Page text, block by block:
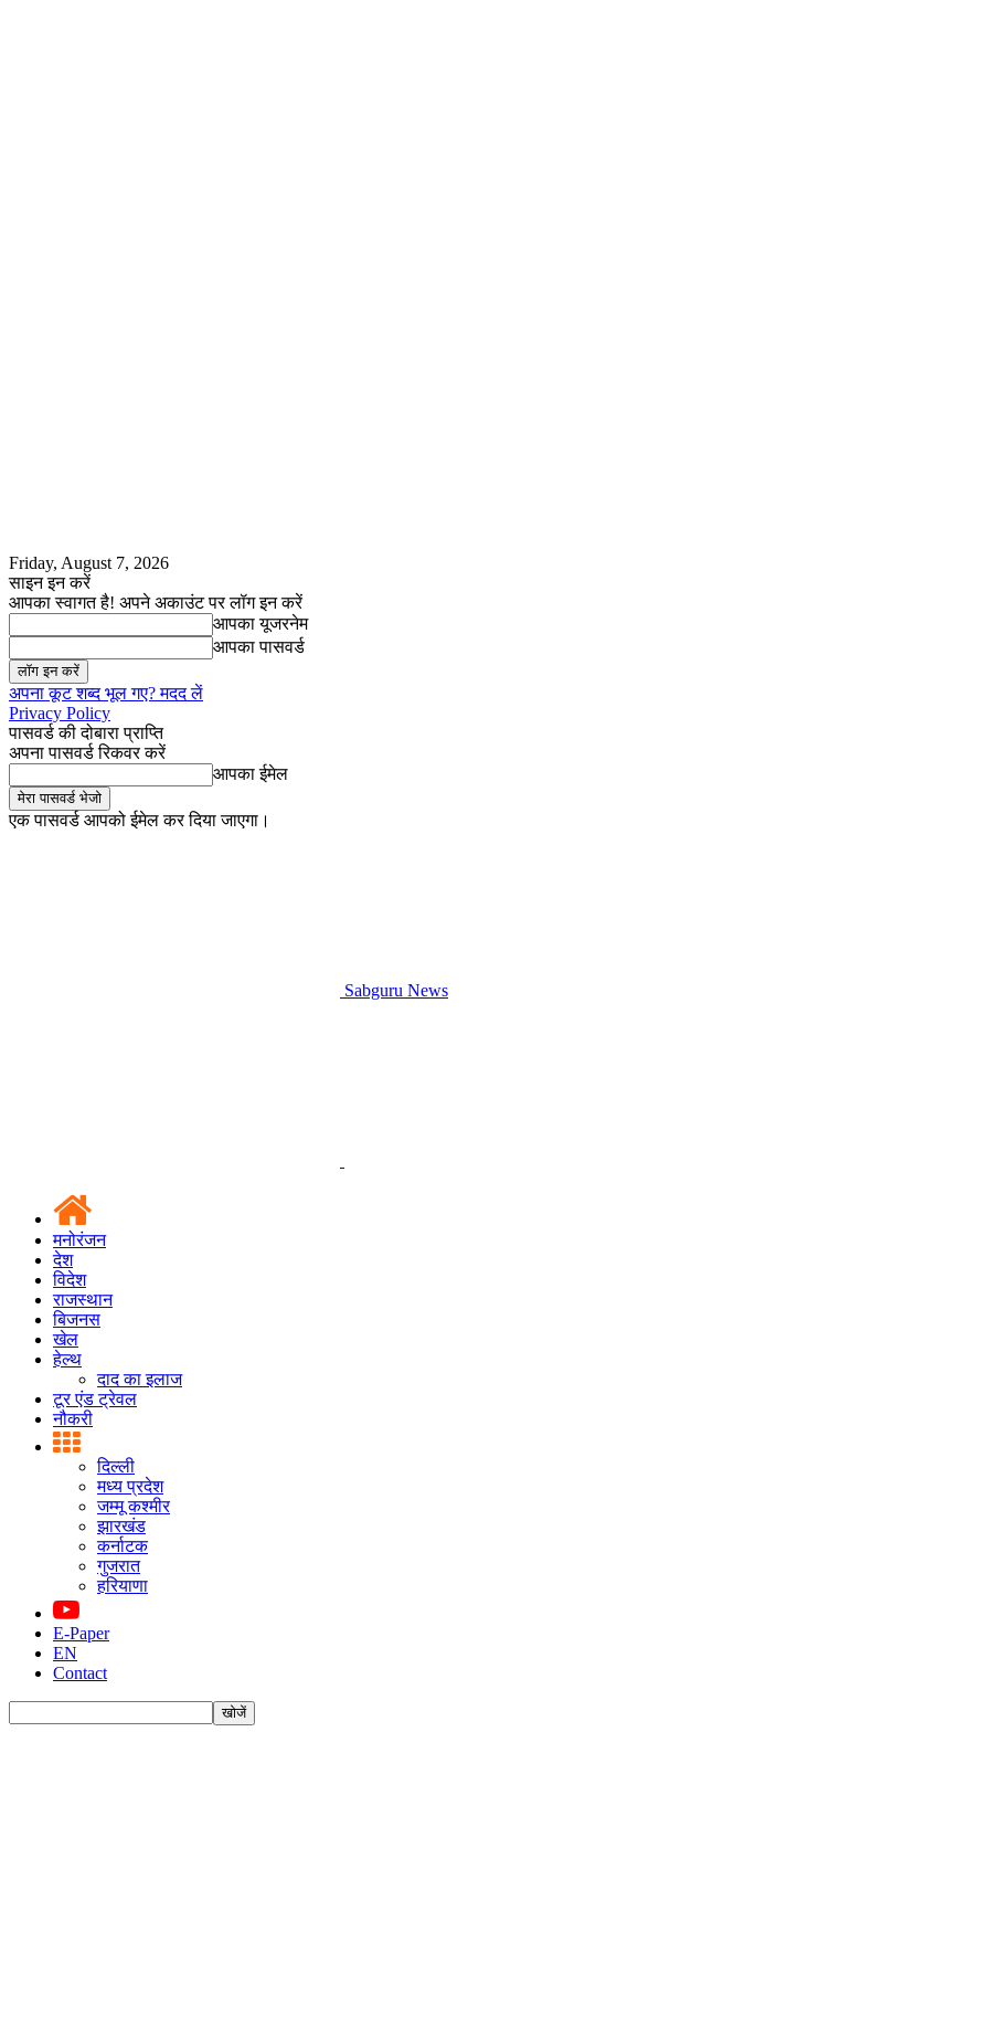
Friday, August 7, 2026
साइन इन करें
आपका स्वागत है! अपने अकाउंट पर लॉग इन करें
आपका यूजरनेम
आपका पासवर्ड
अपना कूट शब्द भूल गए? मदद लें
Privacy Policy
पासवर्ड की दोबारा प्राप्ति
अपना पासवर्ड रिकवर करें
आपका ईमेल
एक पासवर्ड आपको ईमेल कर दिया जाएगा।
Sabguru News
मनोरंजन
देश
विदेश
राजस्थान
बिजनस
खेल
हेल्थ
दाद का इलाज
टूर एंड ट्रेवल
नौकरी
दिल्ली
मध्य प्रदेश
जम्मू कश्मीर
झारखंड
कर्नाटक
गुजरात
हरियाणा
E-Paper
EN
Contact